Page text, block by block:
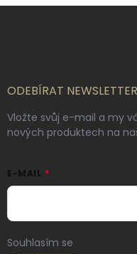
ODEBÍRAT NEWSLETTER
Vložte svůj e-mail a my
nových produktech na
E-MAIL
Souhlasím se